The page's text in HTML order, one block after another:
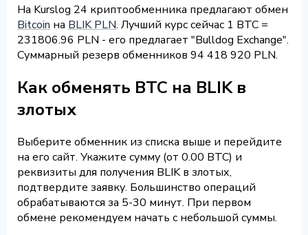
На Kurslog 24 криптообменника предлагают обмен
Bitcoin на BLIK PLN. Лучший курс сейчас 1 BTC =
231806.96 PLN - его предлагает "Bulldog Exchange".
Суммарный резерв обменников 94 418 920 PLN.
Как обменять BTC на BLIK в
злотых
Выберите обменник из списка выше и перейдите
на его сайт. Укажите сумму (от 0.00 BTC) и
реквизиты для получения BLIK в злотых,
подтвердите заявку. Большинство операций
обрабатываются за 5-30 минут. При первом
обмене рекомендуем начать с небольшой суммы.